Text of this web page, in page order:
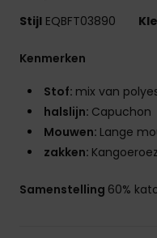
Stijl EQBFT03890
Kenmerken
Stof: mix van
halslijn: Capuchon
Mouwen: Lange
zakken:
Samenstelling 60%